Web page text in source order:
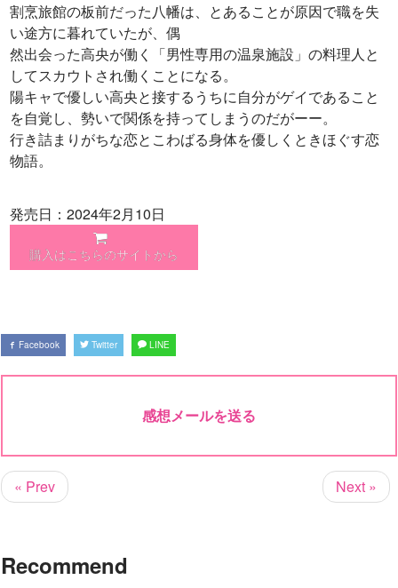
割烹旅館の板前だった八幡は、とあることが原因で職を失
い途方に暮れていたが、偶
然出会った高央が働く「男性専用の温泉施設」の料理人と
してスカウトされ働くことになる。
陽キャで優しい高央と接するうちに自分がゲイであること
を自覚し、勢いで関係を持ってしまうのだがーー。
行き詰まりがちな恋とこわばる身体を優しくときほぐす恋
物語。
発売日：2024年2月10日
購入はこちらのサイトから
Facebook Twitter LINE
感想メールを送る
« Prev Next »
Recommend